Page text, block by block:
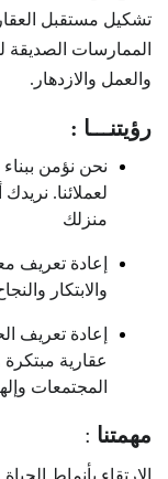
تشكيل مستقبل
الممارسات الصديقة
والعمل والازدهار.
رؤيتنـــا :
نحن نؤمن ببناء
لعملائنا.
منزلك
إعادة تعريف
والابتكار
إعادة تعريف
عقارية
المجتمعات
مهمتنا :
الارتقاء بأنماط